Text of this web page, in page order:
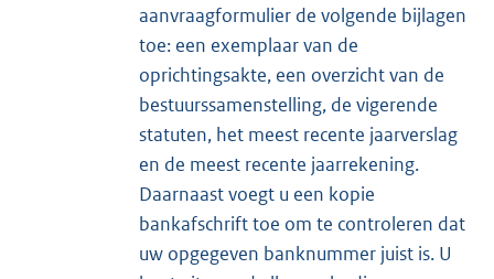
aanvraagformulier de volgende bijlagen
toe: een exemplaar van de
oprichtingsakte, een overzicht van de
bestuurssamenstelling, de vigerende
statuten, het meest recente jaarverslag
en de meest recente jaarrekening.
Daarnaast voegt u een kopie
bankafschrift toe om te controleren dat
uw opgegeven banknummer juist is. U